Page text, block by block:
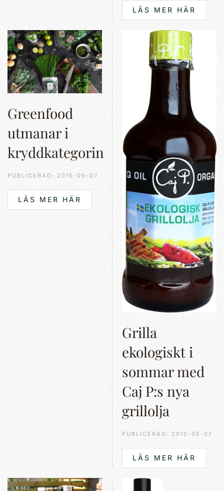
LÄS MER HÄR
Greenfood
utmanar i
kryddkategorin
PUBLICERAD: 2015-05-07
LÄS MER HÄR
Grilla
ekologiskt i
sommar med
Caj P:s nya
grillolja
PUBLICERAD: 2015-05-07
LÄS MER HÄR